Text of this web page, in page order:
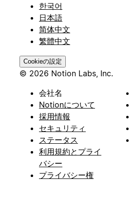
한국어
日本語
简体中文
繁體中文
Cookieの設定
© 2026 Notion Labs, Inc.
会社名
Notionについて
採用情報
セキュリティ
ステータス
利用規約とプライ
バシー
プライバシー権